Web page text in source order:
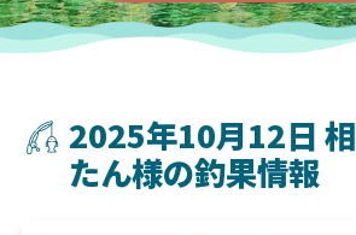
2025年10月12日
たん様の釣果情報